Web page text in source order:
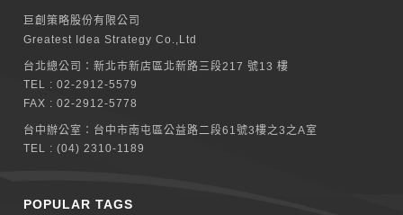
巨創策略股份有限公司
Greatest Idea Strategy Co.,Ltd
台北總公司：新北巿新店區北新路三段217 號13 樓
TEL :02-2912-5579
FAX : 02-2912-5778
台中辦公室： 台中市南屯區公益路二段61號3樓之3之A室
TEL :(04) 2310-1189
POPULAR TAGS